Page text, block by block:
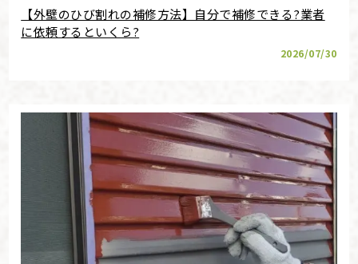
【外壁のひび割れの補修方法】自分で補修できる?業者
に依頼するといくら?
2026/07/30